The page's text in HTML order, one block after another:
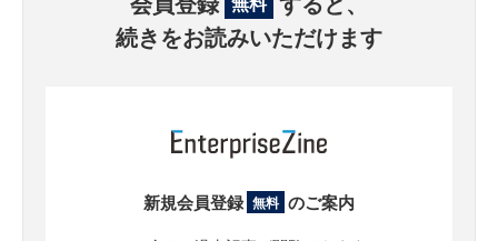
続きをお読みいただけます
新規会員登録 無料 のご案内